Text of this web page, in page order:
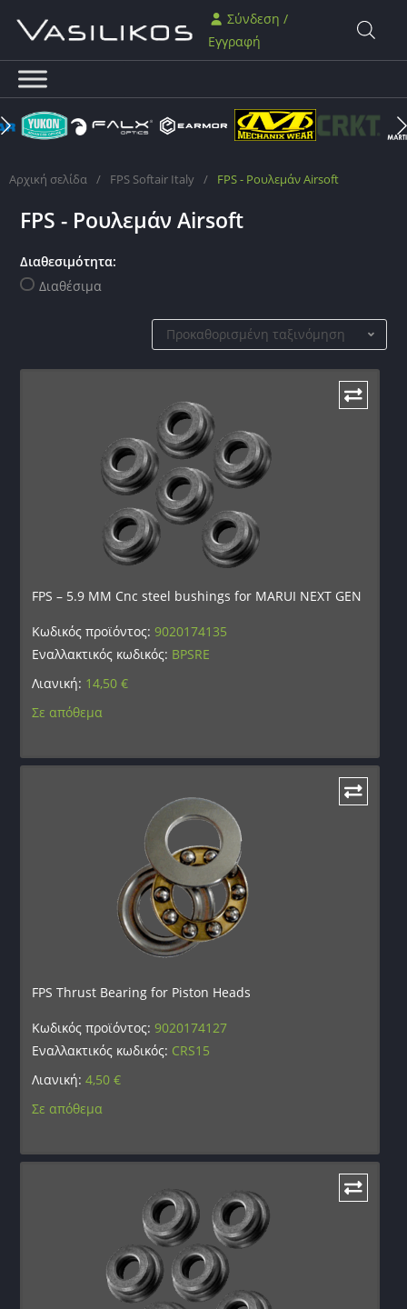
Σύνδεση /
Εγγραφή
Αρχική σελίδα / FPS Softair Italy / FPS - Ρουλεμάν Airsoft
FPS - Ρουλεμάν Airsoft
Διαθεσιμότητα:
Διαθέσιμα
Προκαθορισμένη ταξινόμηση
FPS – 5.9 MM Cnc steel bushings for MARUI NEXT GEN
Κωδικός προϊόντος:9020174135
Εναλλακτικός κωδικός: BPSRE
Λιανική: 14,50€
Σε απόθεμα
FPS Thrust Bearing for Piston Heads
Κωδικός προϊόντος:9020174127
Εναλλακτικός κωδικός: CRS15
Λιανική:4,50€
Σε απόθεμα